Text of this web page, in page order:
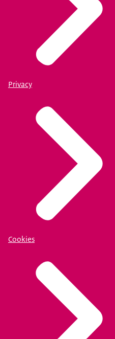
Privacy
Cookies